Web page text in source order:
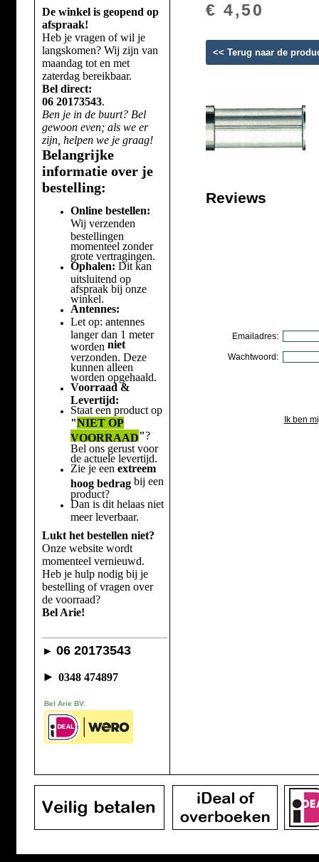
De winkel is geopend op
afspraak!
Heb je vragen of wil je
langskomen? Wij zijn van
maandag tot en met
zaterdag bereikbaar.
Bel direct:
06 20173543.
Ben je in de buurt? Bel
gewoon even; als we er
zijn, helpen we je graag!
Belangrijke
informatie over je
bestelling:
Online bestellen:
Wij verzenden
bestellingen
momenteel zonder
grote vertragingen.
Ophalen: Dit kan
uitsluitend op
afspraak bij onze
winkel.
Antennes:
Let op: antennes
langer dan 1 meter
worden niet
verzonden. Deze
kunnen alleen
worden opgehaald.
Voorraad &
Levertijd:
Staat een product op
"NIET OP
VOORRAAD"?
Bel ons gerust voor
de actuele levertijd.
Zie je een extreem
hoog bedragbij een
product?
Dan is dit helaas niet
meer leverbaar.
Lukt het bestellen niet?
Onze website wordt
momenteel vernieuwd.
Heb je hulp nodig bij je
bestelling of vragen over
de voorraad?
Bel Arie!
► 06 20173543
► 0348 474897
Bel Arie BV.
€ 4,50
<< Terug naar de
Reviews
Emailadres:
Wachtwoord:
Ik ben